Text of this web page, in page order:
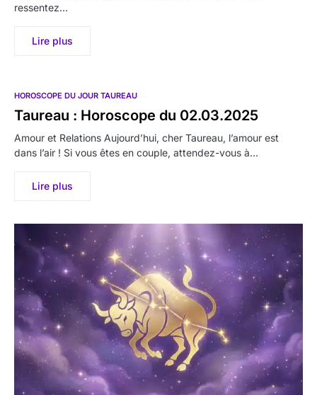
ressentez…
Lire plus
HOROSCOPE DU JOUR TAUREAU
Taureau : Horoscope du 02.03.2025
Amour et Relations Aujourd’hui, cher Taureau, l’amour est
dans l’air ! Si vous êtes en couple, attendez-vous à…
Lire plus